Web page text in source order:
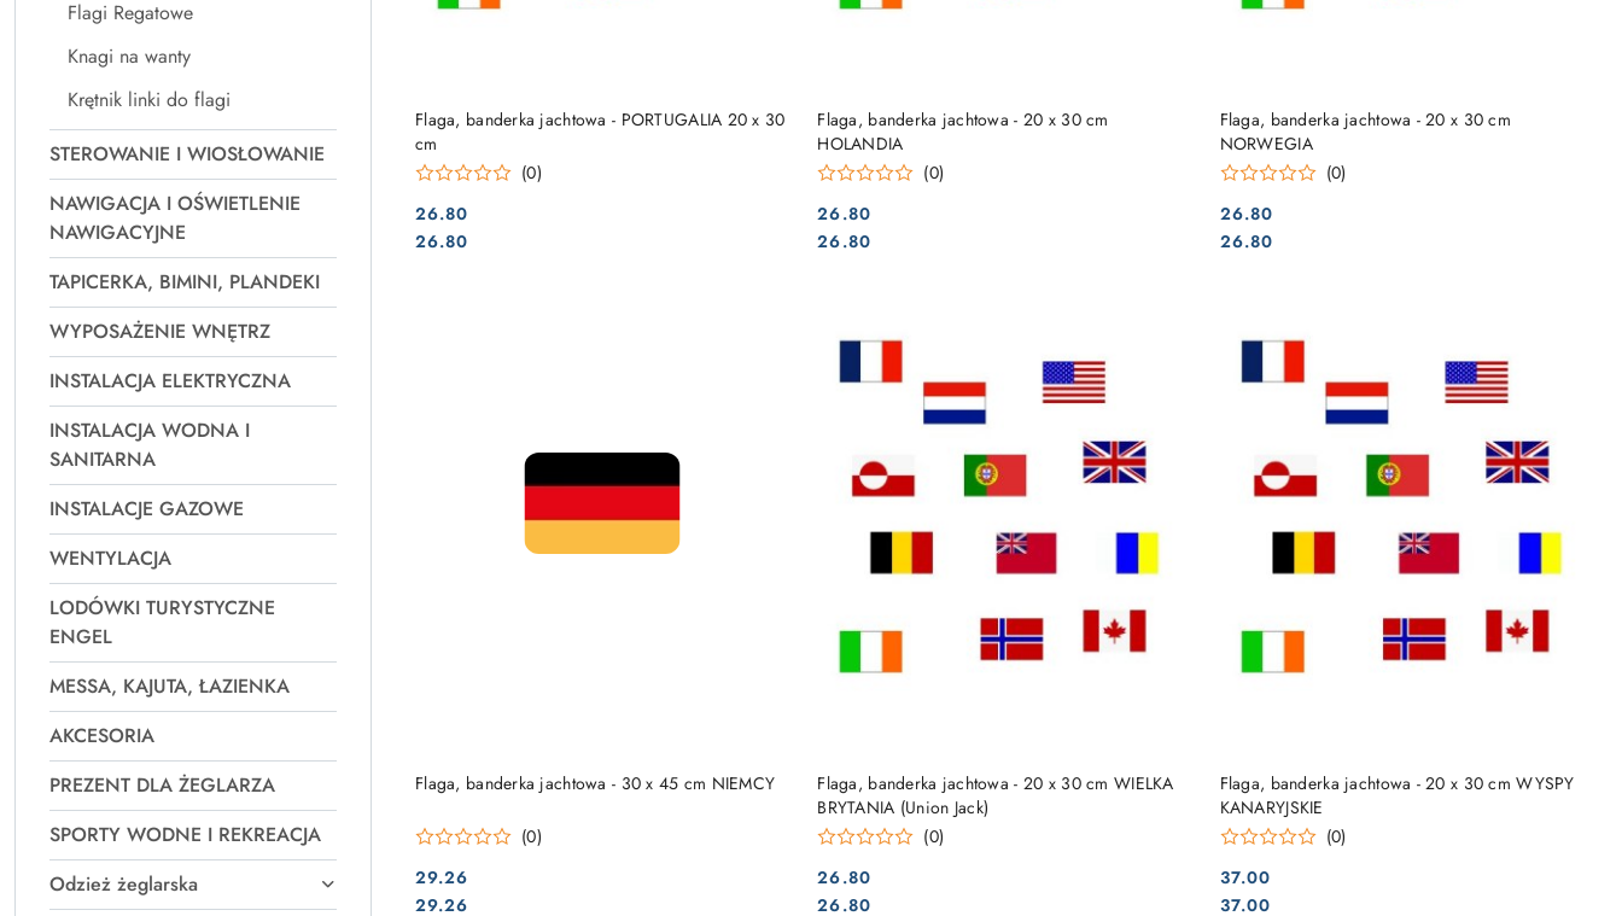
Flagi Regatowe
Knagi na wanty
Krętnik linki do flagi
STEROWANIE I WIOSŁOWANIE
NAWIGACJA I OŚWIETLENIE
NAWIGACYJNE
TAPICERKA, BIMINI, PLANDEKI
WYPOSAŻENIE WNĘTRZ
INSTALACJA ELEKTRYCZNA
INSTALACJA WODNA I
SANITARNA
INSTALACJE GAZOWE
WENTYLACJA
LODÓWKI TURYSTYCZNE
ENGEL
MESSA, KAJUTA, ŁAZIENKA
AKCESORIA
PREZENT DLA ŻEGLARZA
SPORTY WODNE I REKREACJA
Odzież żeglarska
Flaga, banderka jachtowa - PORTUGALIA 20 x 30
cm
(0)
Cena:
26.80
Cena:
26.80
DO KOSZYKA
Flaga, banderka jachtowa - 20 x 30 cm
HOLANDIA
(0)
Cena:
26.80
Cena:
26.80
DO KOSZYKA
Flaga, banderka jachtowa - 20 x 30 cm
NORWEGIA
(0)
Cena:
26.80
Cena:
26.80
DO KOSZYKA
Flaga, banderka jachtowa - 30 x 45 cm NIEMCY
(0)
Cena:
29.26
Cena:
29.26
DO KOSZYKA
Flaga, banderka jachtowa - 20 x 30 cm WIELKA
BRYTANIA (Union Jack)
(0)
Cena:
26.80
Cena:
26.80
DO KOSZYKA
Flaga, banderka jachtowa - 20 x 30 cm WYSPY
KANARYJSKIE
(0)
Cena:
37.00
Cena:
37.00
DO KOSZYKA